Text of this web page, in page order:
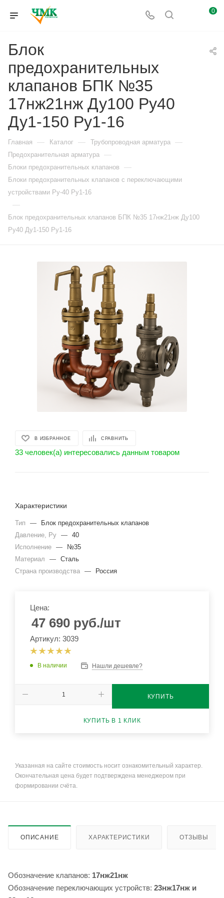
0
Блок
предохранительных
клапанов БПК №35
17нж21нж Ду100 Ру40
Ду1-150 Ру1-16
Главная — Каталог — Трубопроводная арматура —
Предохранительная арматура —
Блоки предохранительных клапанов —
Блоки предохранительных клапанов с переключающими
устройствами Ру-40 Ру1-16
—
Блок предохранительных клапанов БПК №35 17нж21нж Ду100
Ру40 Ду1-150 Ру1-16
В ИЗБРАННОЕ СРАВНИТЬ
33 человек(а) интересовались данным товаром
Характеристики
Тип —
Блок предохранительных клапанов
Давление, Ру — 40
Исполнение —
№35
Материал
— Сталь
Страна производства — Россия
Цена:
47 690 руб./шт
Артикул: 3039
В наличии Нашли дешевле?
КУПИТЬ
КУПИТЬ В 1 КЛИК
Указанная на сайте стоимость носит ознакомительный характер.
Окончательная цена будет подтверждена менеджером при
формировании счёта.
ОПИСАНИЕ ХАРАКТЕРИСТИКИ ОТЗЫВЫ
Обозначение клапанов: 17нж21нж
Обозначение переключающих устройств: 23нж17нж и